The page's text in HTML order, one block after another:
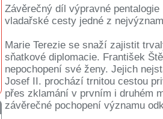
Závěrečný díl výpravné
vladařské cesty jedné z
Marie Terezie se snaží zajistit
sňatkové diplomacie. František
nepochopení své ženy. Jejich
Josef II. prochází trnitou cestou
přes zklamání v prvním i druhém
závěrečné pochopení významu